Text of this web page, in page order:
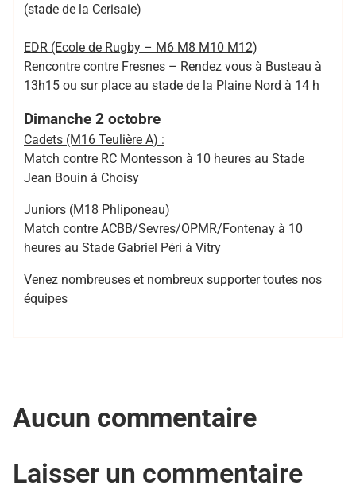
(stade de la Cerisaie)
EDR (Ecole de Rugby – M6 M8 M10 M12)
Rencontre contre Fresnes – Rendez vous à Busteau à
13h15 ou sur place au stade de la Plaine Nord à 14 h
Dimanche 2 octobre
Cadets (M16 Teulière A) :
Match contre RC Montesson à 10 heures au Stade
Jean Bouin à Choisy
Juniors (M18 Phliponeau)
Match contre ACBB/Sevres/OPMR/Fontenay à 10
heures au Stade Gabriel Péri à Vitry
Venez nombreuses et nombreux supporter toutes nos
équipes
Aucun commentaire
Laisser un commentaire